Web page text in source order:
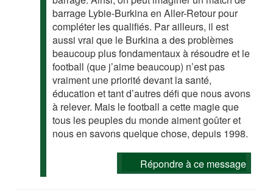
barrage Lybie-Burkina en Aller-Retour pour
compléter les qualifiés. Par ailleurs, il est
aussi vrai que le Burkina a des problèmes
beaucoup plus fondamentaux à résoudre et le
football (que j’aime beaucoup) n’est pas
vraiment une priorité devant la santé,
éducation et tant d’autres défi que nous avons
à relever. Mais le football a cette magie que
tous les peuples du monde aiment goûter et
nous en savons quelque chose, depuis 1998.
Répondre à ce message